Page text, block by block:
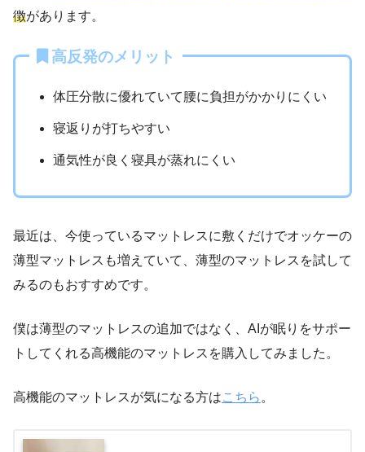
徴があります。
高反発のメリット
体圧分散に優れていて腰に負担がかかりにくい
寝返りが打ちやすい
通気性が良く寝具が蒸れにくい
最近は、今使っているマットレスに敷くだけでオッケーの
薄型マットレスも増えていて、薄型のマットレスを試して
みるのもおすすめです。
僕は薄型のマットレスの追加ではなく、AIが眠りをサポー
トしてくれる高機能のマットレスを購入してみました。
高機能のマットレスが気になる方はこちら 。